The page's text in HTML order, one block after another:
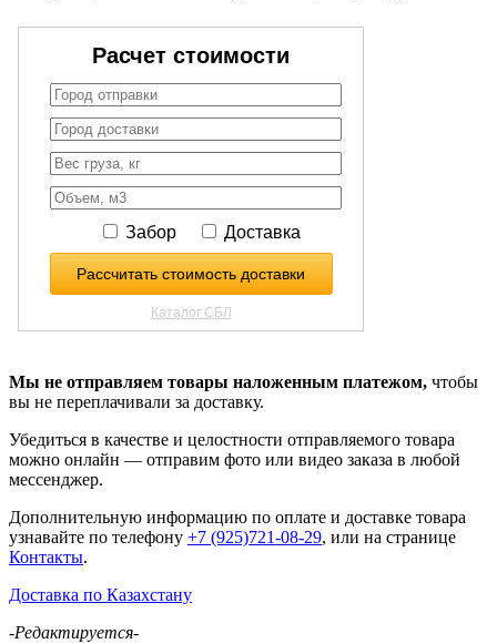
Мы не отправляем товары наложенным платежом, чтобы
вы не переплачивали за доставку.
Убедиться в качестве и целостности отправляемого товара
можно онлайн — отправим фото или видео заказа в любой
мессенджер.
Дополнительную информацию по оплате и доставке товара
узнавайте по телефону +7 (925)721-08-29, или на странице
Контакты.
Доставка по Казахстану
-Редактируется-